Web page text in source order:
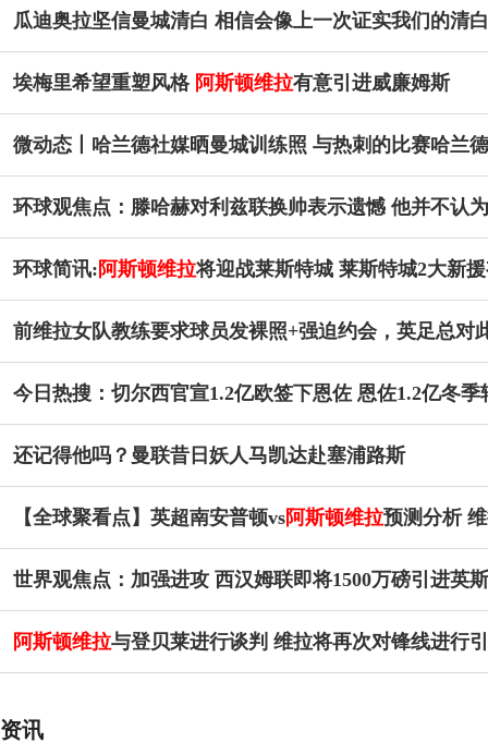
瓜迪奥拉坚信曼城清白 相信会像上一次证实我们的清白
埃梅里希望重塑风格 阿斯顿维拉有意引进威廉姆斯
微动态丨哈兰德社媒晒曼城训练照 与热刺的比赛哈兰
环球观焦点：滕哈赫对利兹联换帅表示遗憾 他并不认
环球简讯: 阿斯顿维拉将迎战莱斯特城 莱斯特城2大新
前维拉女队教练要求球员发裸照+强迫约会，英足总对
今日热搜：切尔西官宣1.2亿欧签下恩佐 恩佐1.2亿冬季
还记得他吗？曼联昔日妖人马凯达赴塞浦路斯
【全球聚看点】英超南安普顿vs阿斯顿维拉预测分析
世界观焦点：加强进攻 西汉姆联即将1500万磅引进英斯
阿斯顿维拉与登贝莱进行谈判 维拉将再次对锋线进行
资讯